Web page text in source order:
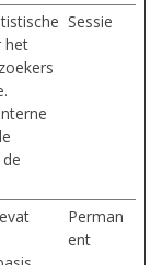
het
Sessie
Perman
ent